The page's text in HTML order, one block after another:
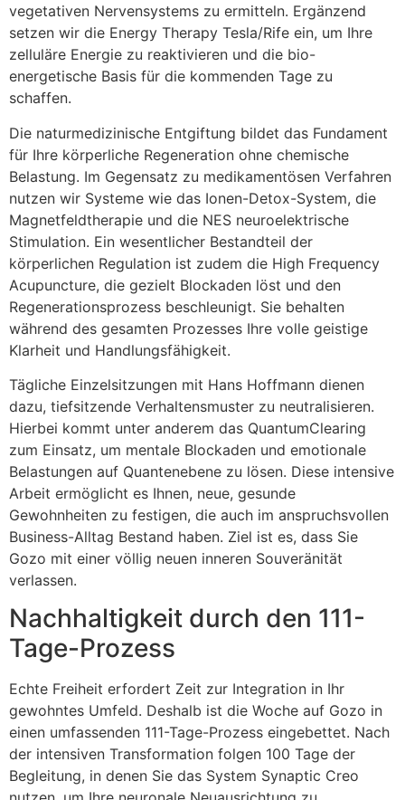
vegetativen Nervensystems zu ermitteln. Ergänzend
setzen wir die Energy Therapy Tesla/Rife ein, um Ihre
zelluläre Energie zu reaktivieren und die bio-
energetische Basis für die kommenden Tage zu
schaffen.
Die naturmedizinische Entgiftung bildet das Fundament
für Ihre körperliche Regeneration ohne chemische
Belastung. Im Gegensatz zu medikamentösen Verfahren
nutzen wir Systeme wie das Ionen-Detox-System, die
Magnetfeldtherapie und die NES neuroelektrische
Stimulation. Ein wesentlicher Bestandteil der
körperlichen Regulation ist zudem die High Frequency
Acupuncture, die gezielt Blockaden löst und den
Regenerationsprozess beschleunigt. Sie behalten
während des gesamten Prozesses Ihre volle geistige
Klarheit und Handlungsfähigkeit.
Tägliche Einzelsitzungen mit Hans Hoffmann dienen
dazu, tiefsitzende Verhaltensmuster zu neutralisieren.
Hierbei kommt unter anderem das QuantumClearing
zum Einsatz, um mentale Blockaden und emotionale
Belastungen auf Quantenebene zu lösen. Diese intensive
Arbeit ermöglicht es Ihnen, neue, gesunde
Gewohnheiten zu festigen, die auch im anspruchsvollen
Business-Alltag Bestand haben. Ziel ist es, dass Sie
Gozo mit einer völlig neuen inneren Souveränität
verlassen.
Nachhaltigkeit durch den 111-
Tage-Prozess
Echte Freiheit erfordert Zeit zur Integration in Ihr
gewohntes Umfeld. Deshalb ist die Woche auf Gozo in
einen umfassenden 111-Tage-Prozess eingebettet. Nach
der intensiven Transformation folgen 100 Tage der
Begleitung, in denen Sie das System Synaptic Creo